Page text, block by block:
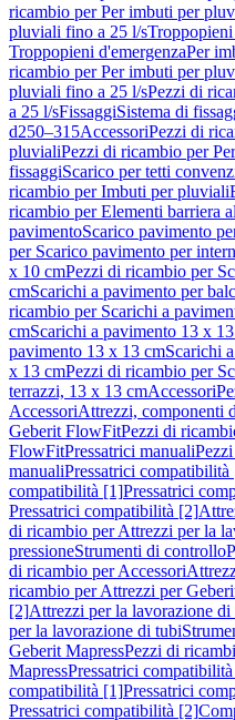
ricambio per Per imbuti per
pluviali fino a 25 l/sTroppopieni
Troppopieni d'emergenzaPer
ricambio per Per imbuti per
pluviali fino a 25 l/sPezzi di
a 25 l/sFissaggiSistema di
d250–315AccessoriPezzi di
pluvialiPezzi di ricambio per
fissaggiScarico per tetti
ricambio per Imbuti per pluviali
ricambio per Elementi barriera
pavimentoScarico pavimento
per Scarico pavimento per
x 10 cmPezzi di ricambio per
cmScarichi a pavimento per
ricambio per Scarichi a
cmScarichi a pavimento 13 x
pavimento 13 x 13 cmScarichi
x 13 cmPezzi di ricambio per
terrazzi, 13 x 13 cmAccessori
AccessoriAttrezzi, componenti
Geberit FlowFitPezzi di
FlowFitPressatrici manuali
manualiPressatrici compatibilità
compatibilità [1]Pressatrici
Pressatrici compatibilità [2]
di ricambio per Attrezzi per la
pressioneStrumenti di controllo
di ricambio per Accessori
ricambio per Attrezzi per
[2]Attrezzi per la lavorazione di
per la lavorazione di tubi
Geberit MapressPezzi di
MapressPressatrici
compatibilità [1]Pressatrici
Pressatrici compatibilità [2]